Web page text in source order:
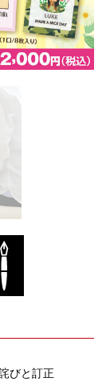
びと訂正